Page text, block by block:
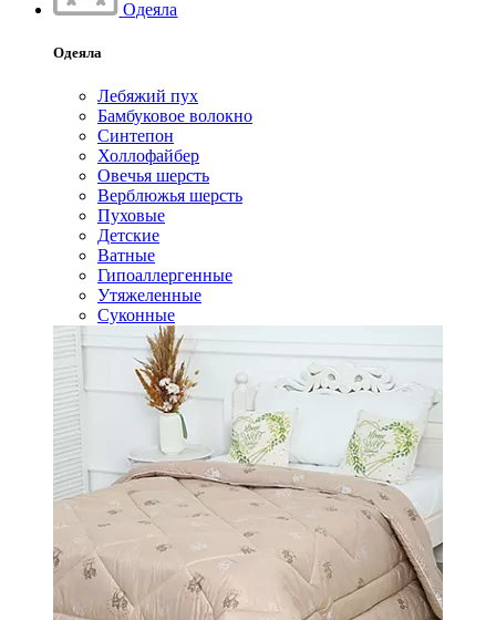
Одеяла
Одеяла
Лебяжий пух
Бамбуковое волокно
Синтепон
Холлофайбер
Овечья шерсть
Верблюжья шерсть
Пуховые
Детские
Ватные
Гипоаллергенные
Утяжеленные
Суконные